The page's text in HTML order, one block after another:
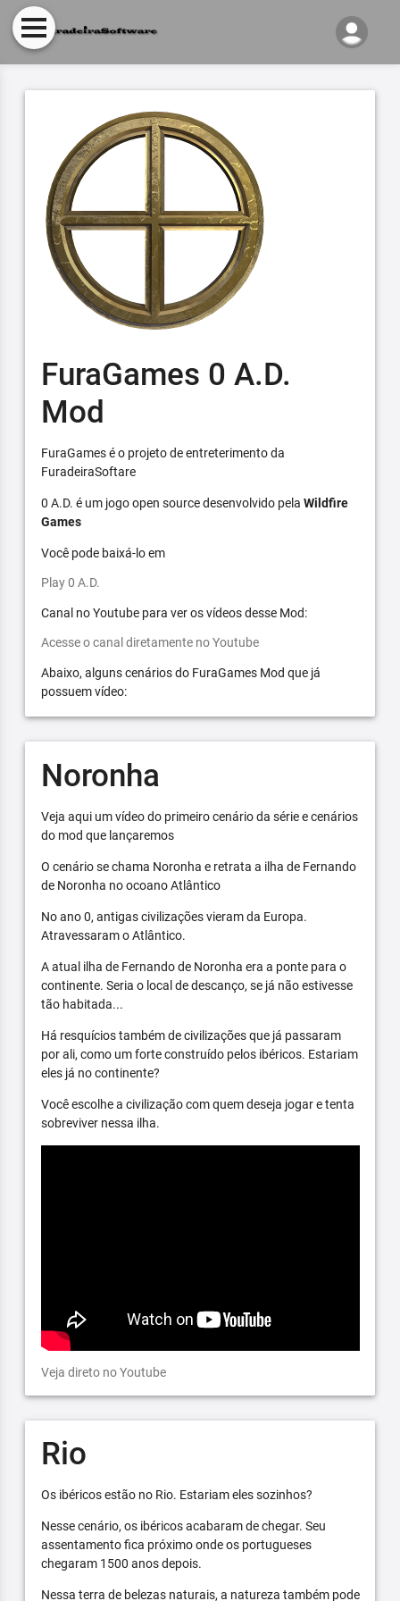
FuraGames 0 A.D.
Mod
FuraGames é o projeto de entreterimento da
FuradeiraSoftare
0 A.D. é um jogo open source desenvolvido pela Wildfire
Games
Você pode baixá-lo em
Play 0 A.D.
Canal no Youtube para ver os vídeos desse Mod:
Acesse o canal diretamente no Youtube
Abaixo, alguns cenários do FuraGames Mod que já
possuem vídeo:
Noronha
Veja aqui um vídeo do primeiro cenário da série e cenários
do mod que lançaremos
O cenário se chama Noronha e retrata a ilha de Fernando
de Noronha no ocoano Atlântico
No ano 0, antigas civilizações vieram da Europa.
Atravessaram o Atlântico.
A atual ilha de Fernando de Noronha era a ponte para o
continente. Seria o local de descanço, se já não estivesse
tão habitada...
Há resquícios também de civilizações que já passaram
por ali, como um forte construído pelos ibéricos. Estariam
eles já no continente?
Você escolhe a civilização com quem deseja jogar e tenta
sobreviver nessa ilha.
Veja direto no Youtube
Rio
Os ibéricos estão no Rio. Estariam eles sozinhos?
Nesse cenário, os ibéricos acabaram de chegar. Seu
assentamento fica próximo onde os portugueses
chegaram 1500 anos depois.
Nessa terra de belezas naturais, a natureza também pode